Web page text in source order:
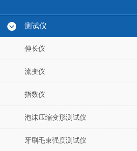
测试仪
伸长仪
流变仪
指数仪
泡沫压缩变形测试仪
牙刷毛束强度测试仪